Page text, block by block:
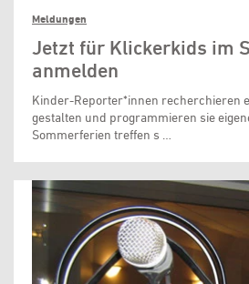
Meldungen
Jetzt für Klickerkids im
anmelden
Kinder-Reporter*innen recherchieren
gestalten und programmieren sie
Sommerferien treffen s …